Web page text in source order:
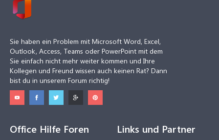
Sie haben ein Problem mit Microsoft Word, Excel,
Outlook, Access, Teams oder PowerPoint mit dem
Sie einfach nicht mehr weiter kommen und Ihre
Kollegen und Freund wissen auch keinen Rat? Dann
bist du in unserem Forum richtig!
Office Hilfe Foren Links und Partner